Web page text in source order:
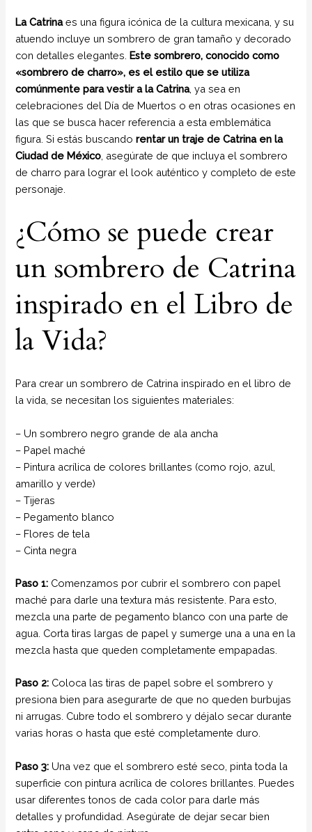
La Catrinaes una figura icónica de la cultura mexicana, y su
atuendo incluye un sombrero de gran tamaño y decorado
con detalles elegantes. Este sombrero, conocido como
«sombrero de charro», es el estilo que se utiliza
comúnmente para vestir a la Catrina, ya sea en
celebraciones del Día de Muertos o en otras ocasiones en
las que se busca hacer referencia a esta emblemática
figura. Si estás buscandorentar un traje de Catrina en la
Ciudad de México, asegúrate de que incluya el sombrero
de charro para lograr el look auténtico y completo de este
personaje.
¿Cómo se puede crear
un sombrero de Catrina
inspirado en el Libro de
la Vida?
Para crear un sombrero de Catrina inspirado en el libro de
la vida, se necesitan los siguientes materiales:
– Un sombrero negro grande de ala ancha
– Papel maché
– Pintura acrílica de colores brillantes (como rojo, azul,
amarillo y verde)
– Tijeras
– Pegamento blanco
– Flores de tela
– Cinta negra
Paso 1: Comenzamos por cubrir el sombrero con papel
maché para darle una textura más resistente. Para esto,
mezcla una parte de pegamento blanco con una parte de
agua. Corta tiras largas de papel y sumerge una a una en la
mezcla hasta que queden completamente empapadas.
Paso 2: Coloca las tiras de papel sobre el sombrero y
presiona bien para asegurarte de que no queden burbujas
ni arrugas. Cubre todo el sombrero y déjalo secar durante
varias horas o hasta que esté completamente duro.
Paso 3: Una vez que el sombrero esté seco, pinta toda la
superficie con pintura acrílica de colores brillantes. Puedes
usar diferentes tonos de cada color para darle más
detalles y profundidad. Asegúrate de dejar secar bien